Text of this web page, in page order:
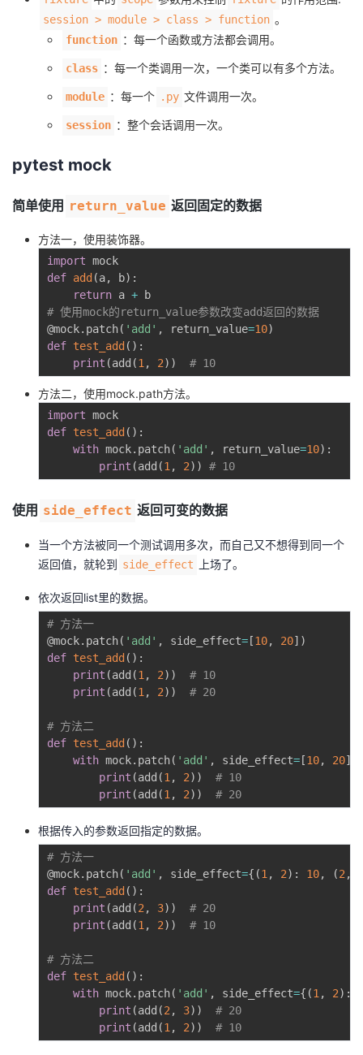
session > module > class > function 。
function ：每一个函数或方法都会调用。
class ：每一个类调用一次，一个类可以有多个方法。
module ：每一个 .py 文件调用一次。
session ：整个会话调用一次。
pytest mock
简单使用 return_value 返回固定的数据
方法一，使用装饰器。
import
def add (a, b) :
return a +
# 使用mock的return_value参数改变add返回的数据
@mock. patch( 'add' , return_value=10)
def test_add ( ) :
print (add (1 , 2) ) # 10
方法二，使用mock.path方法。
import
def test_add ( ) :
with mock. patch( 'add' , return_value=10) :
print (add (1 , 2) ) # 10
使用 side_effect 返回可变的数据
当一个方法被同一个测试调用多次，而自己又不想得到同一个
返回值，就轮到 side_effect 上场了。
依次返回list里的数据。
# 方法一
@mock. patch( 'add' , side_effect= [10, 20] )
def test_add ( ) :
print (add (1 , 2) )
# 10
print (add (1 , 2) ) # 20
# 方法二
def test_add ( ) :
with mock. patch( 'add' , side_effect= [10, 20]
print (add (1 , 2) )
# 10
print (add (1 , 2) ) # 20
根据传入的参数返回指定的数据。
# 方法一
@mock. patch( 'add' , side_effect={ (1 , 2) : 10, (2 ,
def test_add ( ) :
print (add (2 , 3) )
# 20
print (add (1 , 2) ) # 10
# 方法二
def test_add ( ) :
with mock. patch( 'add' , side_effect={ (1 , 2) :
print (add (2 , 3) )
# 20
print (add (1 , 2) ) # 10